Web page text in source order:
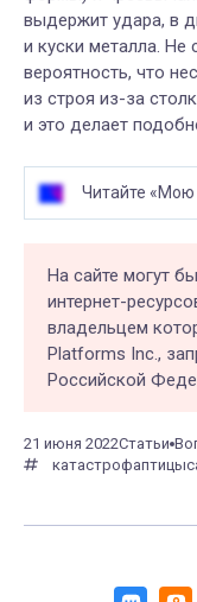
выдержит удара, в
и куски металла. Не
вероятность, что
из строя из-за
и это делает
Читайте «Мою
На сайте могут
интернет-
владельцем
Platforms Inc.,
Российской
21 июня 2022Статьи
катастрофаптицы